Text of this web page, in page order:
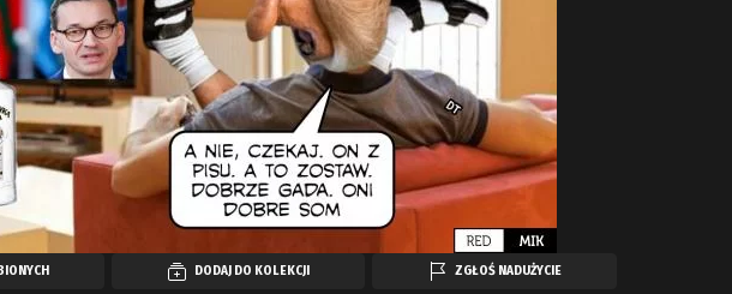
DODAJ DO KOLEKCJI ZGŁOŚ NADUŻYCIE